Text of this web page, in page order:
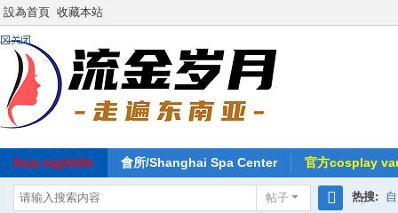
設為首頁 收藏本站
Asia nightlife 會所/Shanghai Spa Center 官方cosplay
帖子 热搜: